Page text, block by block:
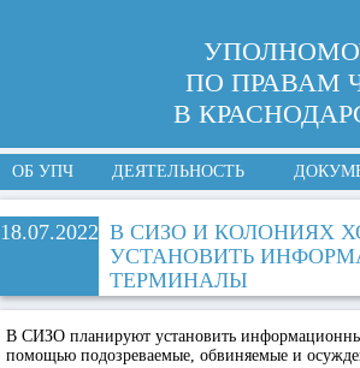
ПО ПРАВАМ
В
ОБ УПЧ ДЕЯТЕЛЬНОСТЬ
18.07.2022 В СИЗО И КОЛОНИЯХ
УСТАНОВИТЬ
ТЕРМИНАЛЫ
В СИЗО планируют установить
помощью подозреваемые, обвиняемые и